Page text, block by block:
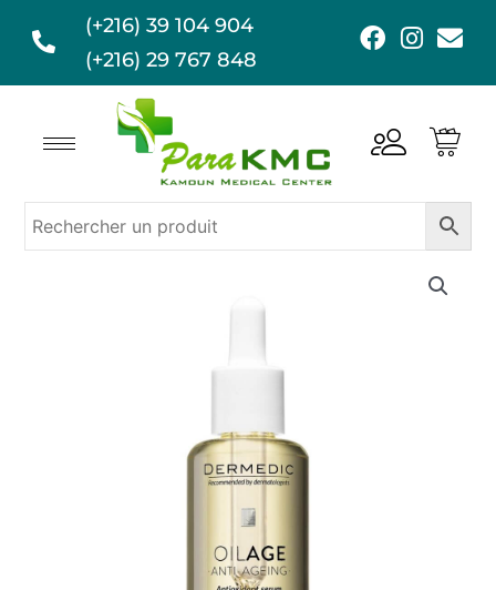
(+216) 39 104 904
(+216) 29 767 848
F
c
b
o
I
s
E
v
l
o
e